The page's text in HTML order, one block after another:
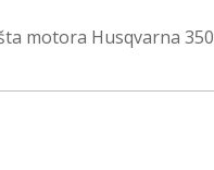
motora Husqvarna 350